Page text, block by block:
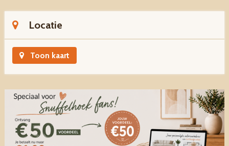
Locatie
Toon kaart